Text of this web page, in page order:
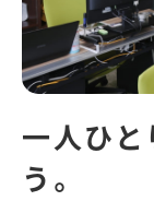
一人ひと
う。